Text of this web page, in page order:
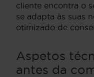
cliente encontra o
se adapta às suas
otimizado de
Aspetos
antes da